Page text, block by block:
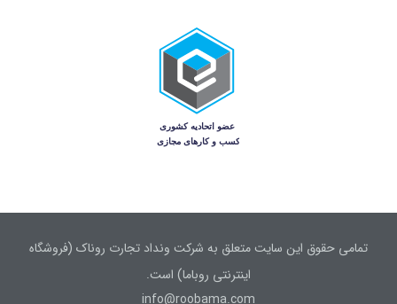
تمامی حقوق این سایت متعلق به شرکت ونداد تجارت روناک (فروشگاه
اینترنتی روباما) است.
info@roobama.com